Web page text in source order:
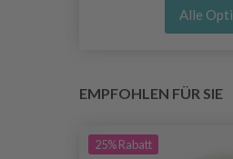
Alle
EMPFOHLEN FÜR SIE
25%Rabatt